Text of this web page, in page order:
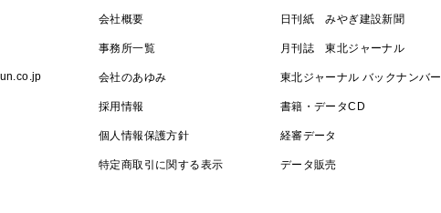
会社概要
事務所一覧
会社のあゆみ
採用情報
個人情報保護方針
特定商取引に関する表示
日刊紙 みやぎ建設新聞
月刊誌 東北ジャーナル
東北ジャーナル バックナンバー
書籍・データCD
経審データ
データ販売